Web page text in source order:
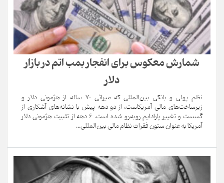
شمارش معکوس برای انفجار بمب اتم در بازار
دلار
نظم پولی و بانکی بین‌المللی که میراثی ۷۰ ساله از هژمونی دلار و
زیرساخت‌های مالی آمریکاست، از دو دهه پیش با نشانه‌های آشکاری از
گسست و تغییر پارادایم روبه‌رو شده است. ۶ دهه از تثبیت هژمونی دلار
آمریکا به عنوان ستون فقرات نظام مالی بین‌المللی...